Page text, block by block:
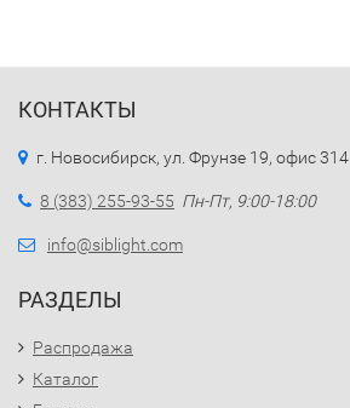
КОНТАКТЫ
г. Новосибирск, ул. Фрунзе 19, офис 314
8 (383) 255-93-55 Пн-Пт, 9:00-18:00
info@siblight.com
РАЗДЕЛЫ
Распродажа
Каталог